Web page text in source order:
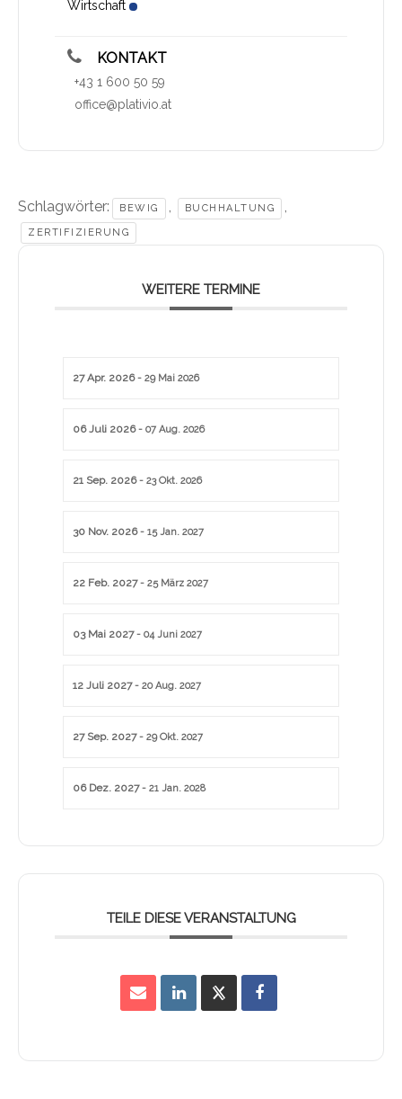
Wirtschaft
KONTAKT
+43 1 600 50 59
office@plativio.at
Schlagwörter: BEWIG , BUCHHALTUNG ,
ZERTIFIZIERUNG
WEITERE TERMINE
27 Apr. 2026- 29 Mai 2026
06 Juli 2026- 07 Aug. 2026
21 Sep. 2026- 23 Okt. 2026
30 Nov. 2026- 15 Jan. 2027
22 Feb. 2027- 25 März 2027
03 Mai 2027- 04 Juni 2027
12 Juli 2027- 20 Aug. 2027
27 Sep. 2027- 29 Okt. 2027
06 Dez. 2027- 21 Jan. 2028
TEILE DIESE VERANSTALTUNG